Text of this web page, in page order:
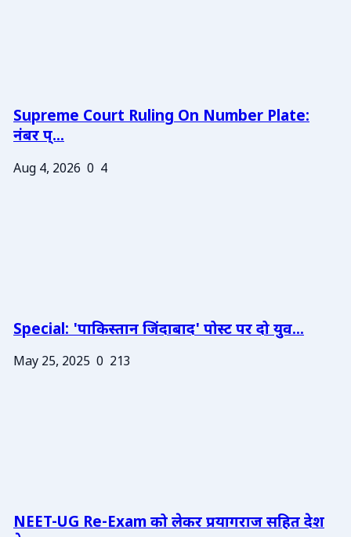
Supreme Court Ruling On Number Plate:
नंबर प्...
Aug 4, 2026 0 4
Special: 'पाकिस्तान जिंदाबाद' पोस्ट पर दो युव...
May 25, 2025 0 213
NEET-UG Re-Exam को लेकर प्रयागराज सहित देश